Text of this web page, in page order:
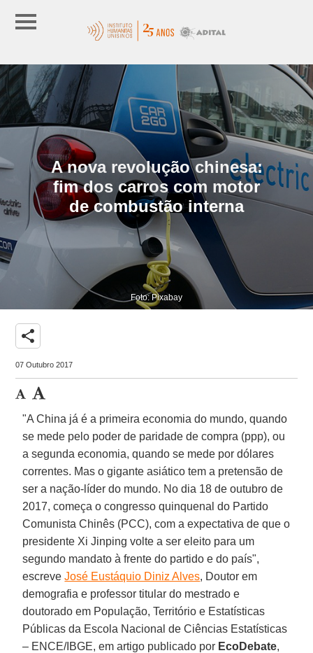
A nova revolução chinesa:
fim dos carros com motor
de combustão interna
Foto: Pixabay
share
07 Outubro 2017
"A China já é a primeira economia do mundo, quando
se mede pelo poder de paridade de compra (ppp), ou
a segunda economia, quando se mede por dólares
correntes. Mas o gigante asiático tem a pretensão de
ser a nação-líder do mundo. No dia 18 de outubro de
2017, começa o congresso quinquenal do Partido
Comunista Chinês (PCC), com a expectativa de que o
presidente Xi Jinping volte a ser eleito para um
segundo mandato à frente do partido e do país",
escreveJosé Eustáquio Diniz Alves, Doutor em
demografia e professor titular do mestrado e
doutorado em População, Território e Estatísticas
Públicas da Escola Nacional de Ciências Estatísticas
– ENCE/IBGE, em artigo publicado por EcoDebate,